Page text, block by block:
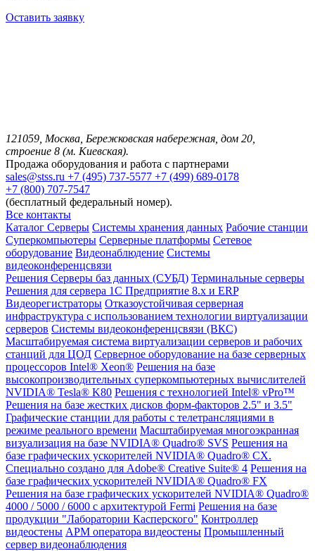
Оставить заявку
121059, Москва, Бережковская набережная, дом 20,
строение 8 (м. Киевская).
Продажа оборудования и работа с партнерами
sales@stss.ru +7 (495) 737-5577 +7 (499) 689-0178
+7 (800) 707-7547
(бесплатный федеральный номер).
Все контакты
Каталог Серверы Системы хранения данных Рабочие станции
Суперкомпьютеры Серверные платформы Сетевое
оборудование Видеонаблюдение Системы
видеоконференцсвязи
Решения Серверы баз данных (СУБД) Терминальные серверы
Решения для сервера 1С Предприятие 8.x и ERP
Видеорегистраторы Отказоустойчивая серверная
инфраструктура с использованием технологии виртуализации
серверов Системы видеоконференцсвязи (ВКС)
Масштабируемая система виртуализации серверов и рабочих
станций для ЦОД Серверное оборудование на базе серверных
процессоров Intel® Xeon® Решения на базе
высокопроизводительных суперкомпьютерных вычислителей
NVIDIA® Tesla® K80 Решения с технологией Intel® vPro™
Решения на базе жестких дисков форм-факторов 2.5" и 3.5"
Графические станции для работы с телетрансляциями в
режиме реального времени Масштабируемая многоэкранная
визуализация на базе NVIDIA® Quadro® SVS Решения на
базе графических ускорителей NVIDIA® Quadro® CX.
Специально создано для Adobe® Creative Suite® 4 Решения на
базе графических ускорителей NVIDIA® Quadro® FX
Решения на базе графических ускорителей NVIDIA® Quadro®
4000 / 5000 / 6000 с архитектурой Fermi Решения на базе
продукции "Лаборатории Касперского" Контроллер
видеостены АРМ оператора видеостены Промышленный
сервер видеонаблюдения